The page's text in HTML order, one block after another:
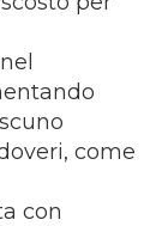
come
con